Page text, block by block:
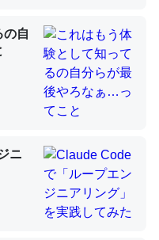
も不足してて両方に不
とあって面白い。海に
が違うのか？
＝「昆虫はなぜ海にいな
の自
ニ